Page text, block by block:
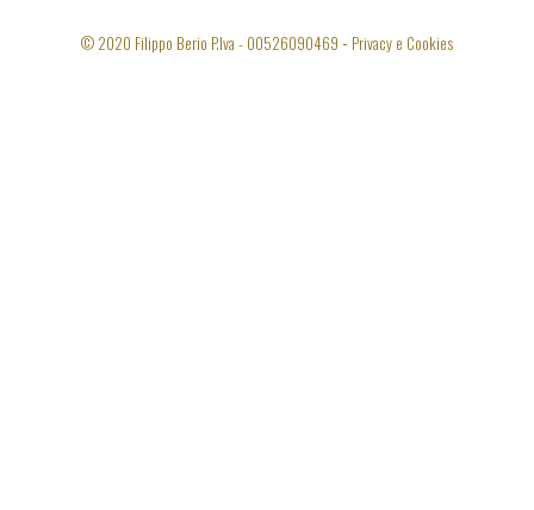
© 2020 Filippo Berio P.Iva - 00526090469 Privacy e Cookies